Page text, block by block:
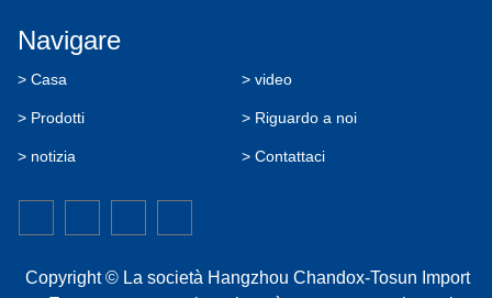
Navigare
> Casa
> Prodotti
> notizia
> video
> Riguardo a noi
> Contattaci
Copyright © La società Hangzhou Chandox-Tosun Import